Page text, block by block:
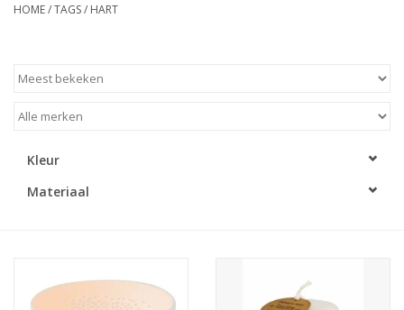
LED Kaarsen
Relatiegeschenken & Bedankjes
HOME/TAGS/ HART
Kleur
Materiaal